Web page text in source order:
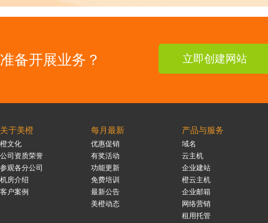
准备开展业务？ 立即创建网站
关于美橙
橙文化
公司资质荣誉
参观各分公司
机房介绍
客户案例
每月最新
优惠促销
有奖活动
功能更新
免费培训
最新公告
美橙动态
产品与服务
域名
云主机
企业建站
橙云主机
企业邮箱
网络营销
租用托管